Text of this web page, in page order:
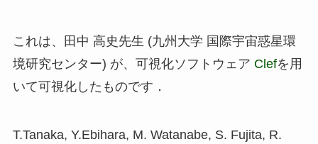
これは、田中 高史先生 (九州大学 国際宇宙惑星環
境研究センター) が、可視化ソフトウェア Clefを用
いて可視化したものです．
T.Tanaka, Y.Ebihara, M. Watanabe, S. Fujita, R.